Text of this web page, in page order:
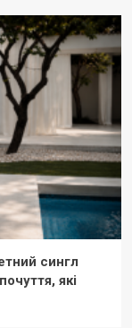
сингл
які